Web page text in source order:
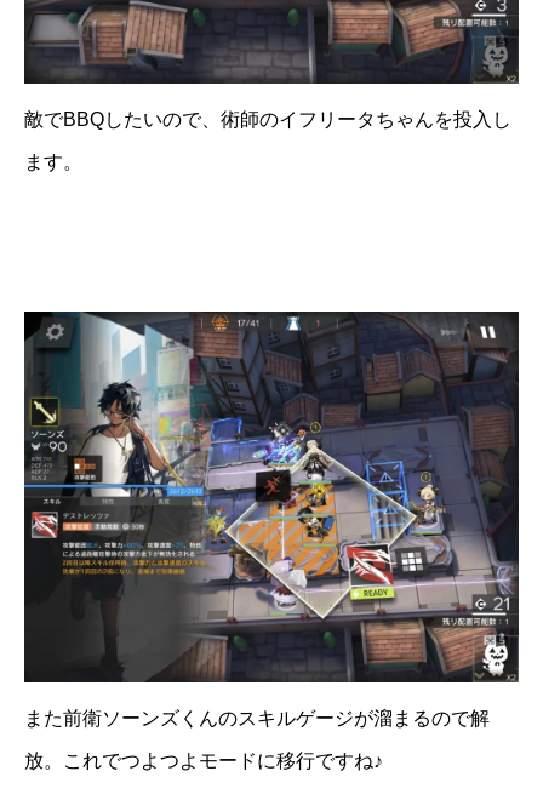
敵でBBQしたいので、術師のイフリータちゃんを投入し
ます。
また前衛ソーンズくんのスキルゲージが溜まるので解
放。これでつよつよモードに移行ですね♪